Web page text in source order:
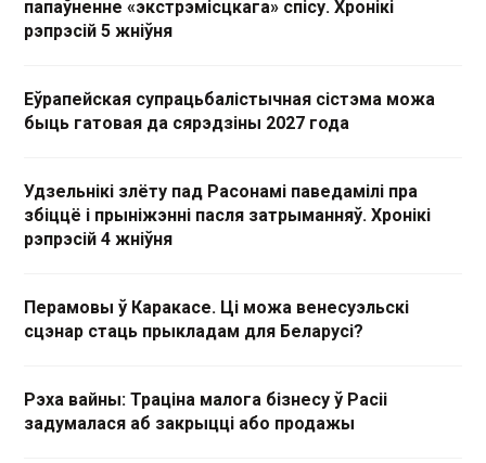
папаўненне «экстрэмісцкага» спісу. Хронікі
рэпрэсій 5 жніўня
Еўрапейская супрацьбалістычная сістэма можа
быць гатовая да сярэдзіны 2027 года
Удзельнікі злёту пад Расонамі паведамілі пра
збіццё і прыніжэнні пасля затрыманняў. Хронікі
рэпрэсій 4 жніўня
Перамовы ў Каракасе. Ці можа венесуэльскі
сцэнар стаць прыкладам для Беларусі?
Рэха вайны: Траціна малога бізнесу ў Расіі
задумалася аб закрыцці або продажы